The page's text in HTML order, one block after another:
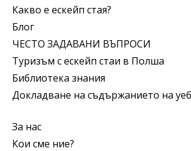
Какво е ескейп стая?
Блог
ЧЕСТО ЗАДАВАНИ ВЪПРОСИ
Туризъм с ескейп стаи в Полша
Библиотека знания
Докладване на съдържанието на
За нас
Кои сме ние?